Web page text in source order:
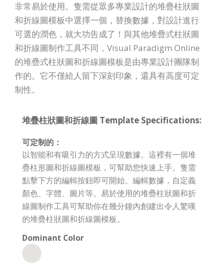
非常易於使用。隻需從眾多專業設計的堆疊柱狀圖
和折線圖模板中選擇一個，替換數據，對設計進行
可選的潤色，就大功告成了！與其他堆疊式柱狀圖
和折線圖制作工具不同，Visual Paradigm Online
的堆疊式柱狀圖和折線圖模板是由專業設計團隊制
作的。它不僅給人留下深刻印象，還具有高度可定
制性。
堆疊柱狀圖和折線圖 Template Specifications:
可定制的：
以智能和有吸引力的方式呈現數據。這裡有一個堆
疊柱形圖和折線圖模板，可幫助您快速上手。隻需
點擊下方的編輯按鈕即可開始。編輯數據，自定義
顏色、字體、圖片等。易於使用的堆疊柱狀圖和折
線圖制作工具可幫助你在幾分鐘內創建出令人驚嘆
的堆疊柱狀圖和折線圖模板。
Dominant Color